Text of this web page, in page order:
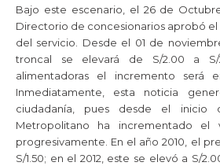
Bajo este escenario, el 26 de
Directorio de concesionarios aprobó
del servicio. Desde el 01 de
troncal se elevará de S/2.00 a
alimentadoras el incremento será
Inmediatamente, esta noticia
ciudadanía, pues desde el inicio
Metropolitano ha incrementado el
progresivamente. En el año 2010, el
S/1.50; en el 2012, este se elevó a S/